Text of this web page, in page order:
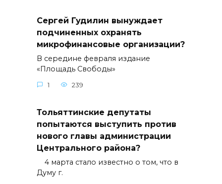
Сергей Гудилин вынуждает
подчиненных охранять
микрофинансовые организации?
В середине февраля издание
«Площадь Свободы»
1 239
Тольяттинские депутаты
попытаются выступить против
нового главы администрации
Центрального района?
4 марта стало известно о том, что в
Думу г.